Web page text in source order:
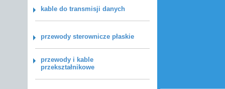
kable do transmisji danych
przewody sterownicze płaskie
przewody i kable
przekształnikowe